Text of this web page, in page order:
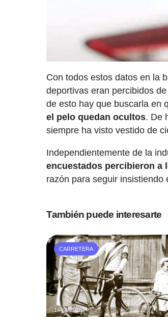
Con todos estos datos en la
deportivas eran percibidos
de esto hay que buscarla en
el pelo quedan ocultos. De
siempre ha visto vestido de
Independientemente de la
encuestados percibieron a
razón para seguir
También puede interesarte
CARRETERA
14 jul. 2026